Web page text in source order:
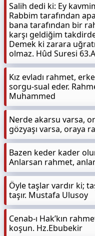
Salih dedi ki: Ey
Rabbim tarafından
bana tarafından bir
karşı geldiğim
Demek ki zarara
olmaz. Hûd Suresi
Kız evladı rahmet,
sorgu-sual eder.
Muhammed
Nerde akarsu varsa,
gözyaşı varsa, oraya
Bazen keder kader
Anlarsan rahmet,
Öyle taşlar vardır ki;
taşır. Mustafa Ulusoy
Cenab-ı Hak’kın
koşun. Hz.Ebubekir